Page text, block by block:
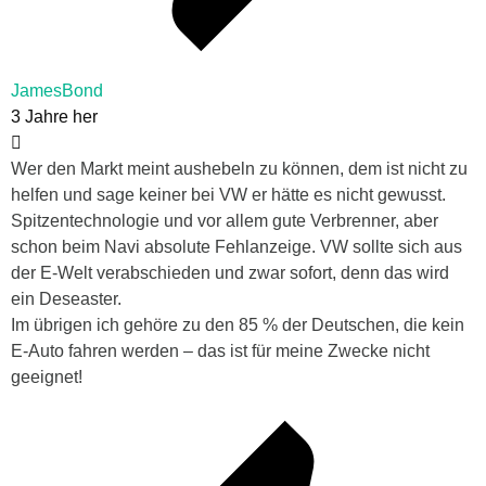
JamesBond
3 Jahre her
Wer den Markt meint aushebeln zu können, dem ist nicht zu
helfen und sage keiner bei VW er hätte es nicht gewusst.
Spitzentechnologie und vor allem gute Verbrenner, aber
schon beim Navi absolute Fehlanzeige. VW sollte sich aus
der E-Welt verabschieden und zwar sofort, denn das wird
ein Deseaster.
Im übrigen ich gehöre zu den 85 % der Deutschen, die kein
E-Auto fahren werden – das ist für meine Zwecke nicht
geeignet!